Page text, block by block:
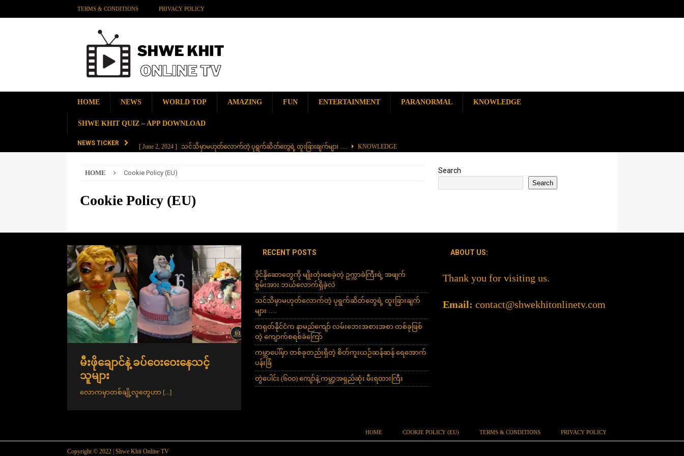
TERMS & CONDITIONS PRIVACY POLICY
HOME NEWS WORLD TOP AMAZING FUN ENTERTAINMENT PARANORMAL KNOWLEDGE
SHWE KHIT QUIZ – APP DOWNLOAD
NEWS TICKER [ June 2, 2024 ] သင်သိမှာမဟုတ်လောက်တဲ့ ပုရွက်ဆိတ်တွေရဲ့ ထူးခြားချက်များ …. KNOWLEDGE
AMAZING
[ November 28, 2023 ]
HOME Cookie Policy (EU)
Cookie Policy (EU)
Search
Search
မီးဖိုချောင်နဲ့ ခပ်ဝေးဝေးနေသင့်
သူများ
လောကမှာတစ်ချို့လူတွေဟာ [...]
မီးဖိုချောင်နဲ့ ခပ်ဝေးဝေးနေသင့်
သူများ
RECENT POSTS
ဒိုင်နိုဆောတွေကို မျိုးတုံးစေခဲ့တဲ့ ဥက္ကာခဲကြီးရဲ့ အဖျက်
စွမ်းအား ဘယ်လောက်ရှိခဲ့လဲ
သင်သိမှာမဟုတ်လောက်တဲ့ ပုရွက်ဆိတ်တွေရဲ့ ထူးခြားချက်
များ ….
တရုတ်နိုင်ငံက နာမည်ကျော် လမ်းဘေးအစားအစာ တစ်ခုဖြစ်
တဲ့ ကျောက်စရစ်ခဲကြော်
ကမ္ဘာပေါ်မှာ တစ်ခုတည်းရှိတဲ့ စိတ်ကူးယဉ်ဆန်ဆန် ရေအောက်
ပန်းခြံ
တွဲပေါင်း (၆၀၀) ကျော်နဲ့ ကမ္ဘာ့အရှည်ဆုံး မီးရထားကြီး
ABOUT US:
Thank you for visiting us.
Email: contact@shwekhitonlinetv.com
HOME COOKIE POLICY (EU) TERMS & CONDITIONS PRIVACY POLICY
Copyright © 2022 | Shwe Khit Online TV